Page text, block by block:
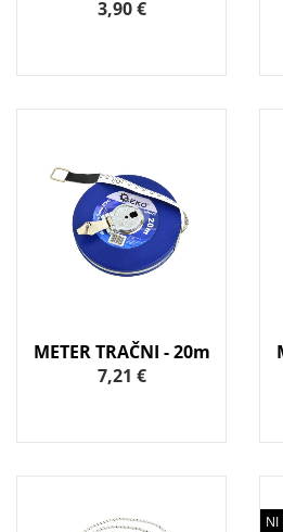
3,90 €
METER TRAČNI - 20m
7,21 €
NI